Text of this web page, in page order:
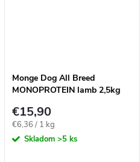
Monge Dog All Breed
MONOPROTEIN lamb 2,5kg
€15,90
Jednotková
cena:
€6,36 / 1 kg
Skladom >5 ks